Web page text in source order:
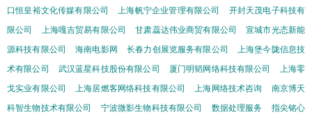
口恒皇裕文化传媒有限公司
上海帆宁企业管理有限公司
开封天茂电子科技有
限公司
上海嘎吉贸易有限公司 甘肃蕊达伟业商贸有限公司
宣城市光态新能
源科技有限公司
海南电影网 长春力创展览服务有限公司
上海堡今陇信息技
术有限公司
武汉蓝星科技股份有限公司 厦门明韬网络科技有限公司
上海零
戈实业有限公司
上海居燃客网络科技有限公司 上海网络技术咨询
南京博天
科智生物技术有限公司
宁波微影生物科技有限公司 数据处理服务
指尖铭心